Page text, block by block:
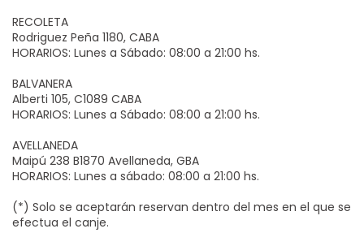
RECOLETA
Rodriguez Peña 1180, CABA
HORARIOS: Lunes a Sábado: 08:00 a 21:00 hs.
BALVANERA
Alberti 105, C1089 CABA​
HORARIOS: Lunes a Sábado: 08:00 a 21:00 hs.
AVELLANEDA
Maipú 238 B1870 Avellaneda, GBA​
HORARIOS: Lunes a sábado: 08:00 a 21:00 hs.
(*) Solo se aceptarán reservan dentro del mes en el que se
efectua el canje.